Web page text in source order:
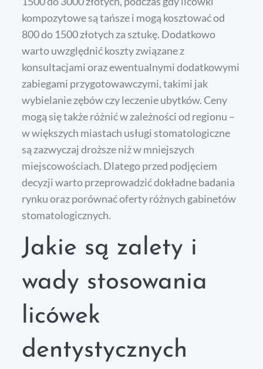
kompozytowe są tańsze i mogą kosztować od
800 do 1500 złotych za sztukę. Dodatkowo
warto uwzględnić koszty związane z
konsultacjami oraz ewentualnymi dodatkowymi
zabiegami przygotowawczymi, takimi jak
wybielanie zębów czy leczenie ubytków. Ceny
mogą się także różnić w zależności od regionu –
w większych miastach usługi stomatologiczne
są zazwyczaj droższe niż w mniejszych
miejscowościach. Dlatego przed podjęciem
decyzji warto przeprowadzić dokładne badania
rynku oraz porównać oferty różnych gabinetów
stomatologicznych.
Jakie są zalety i
wady stosowania
licówek
dentystycznych